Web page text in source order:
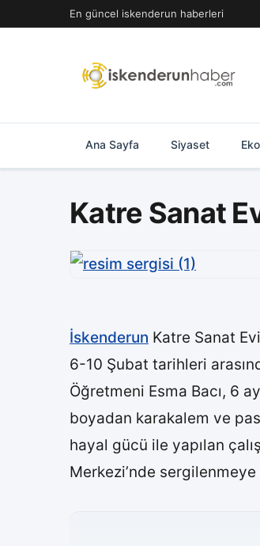
geç
En güncel iskenderun haberleri
Ana Sayfa Siyaset
Katre Sanat
İskenderun Katre Sanat
6-10 Şubat tarihleri
Öğretmeni Esma Bacı, 6
boyadan karakalem ve
hayal gücü ile yapılan
Merkezi’nde